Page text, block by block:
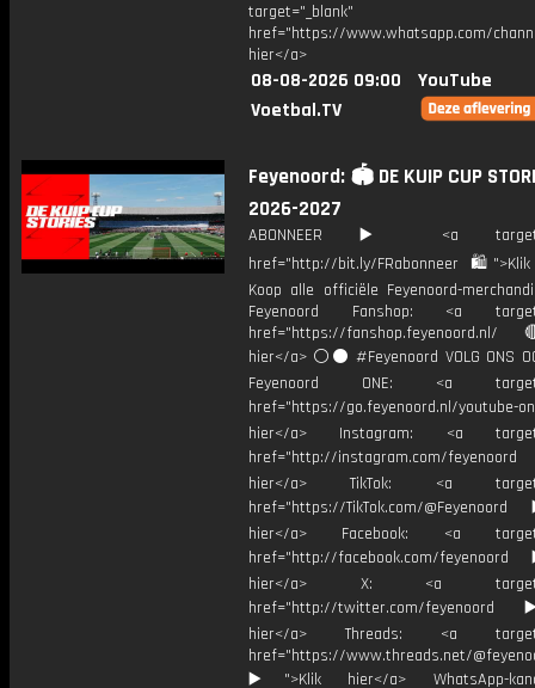
target="_blank"
href="https://www.whatsapp.com/
hier</a>
08-08-2026 09:00
YouTube
Voetbal.TV
Feyenoord: 🏟️ DE KUIP CUP
2026-2027
ABONNEER ▶️ <a
href="http://bit.ly/FRabonneer
Koop alle officiële Feyenoord-
Feyenoord Fanshop: <a
href="https://
hier</a> ⚪️⚫ #Feyenoord VOLG ONS
Feyenoord ONE: <a
href="https://go.feyenoord.nl/youtube-
hier</a> Instagram: <a
href="http://instagram.com/
hier</a> TikTok: <a
href="https://TikTok.com/
hier</a> Facebook: <a
href="http://facebook.com/
hier</a> X: <a
href="http://twitter.com/
hier</a> Threads: <a
href="https://www.threads.net/
▶️">Klik hier</a> WhatsApp-